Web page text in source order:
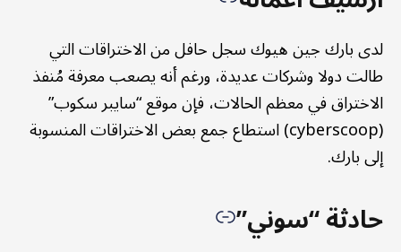
لدى بارك جين هيوك سجل حافل من الاختراقات التي
طالت دولا وشركات عديدة، ورغم أنه يصعب معرفة مُنفذ
الاختراق في معظم الحالات، فإن موقع “سايبر سكوب”
(cyberscoop) استطاع جمع بعض الاختراقات المنسوبة
إلى بارك.
حادثة “سوني”